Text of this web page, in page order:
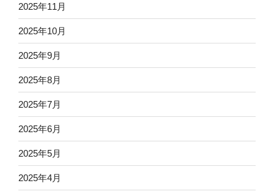
2025年11月
2025年10月
2025年9月
2025年8月
2025年7月
2025年6月
2025年5月
2025年4月